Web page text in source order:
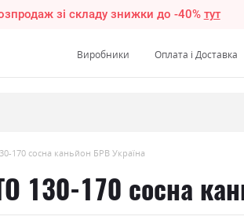
зі складу знижки до -40% тут
Виробники Оплата і Доставка
170 сосна каньйон БРВ Україна
130-170 сосна